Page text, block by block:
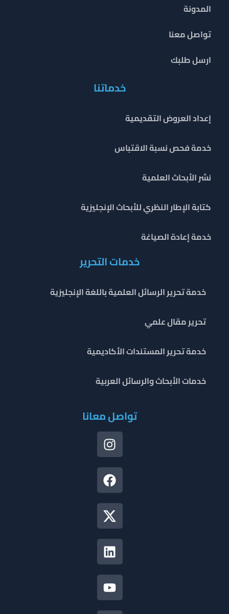
المدونة
تواصل معنا
ارسل طلبك
خدماتنا
إعداد العروض التقديمية
خدمة فحص نسبة الاقتباس
نشر الأبحاث العلمية
كتابة الإطار النظري للأبحاث الإنجليزية
خدمة إعادة الصياغة
خدمات التحرير
خدمة تحرير الرسائل العلمية باللغة الإنجليزية
تحرير مقال علمي
خدمة تحرير المستندات الأكاديمية
خدمات الأبحاث والرسائل العربية
تواصل معانا